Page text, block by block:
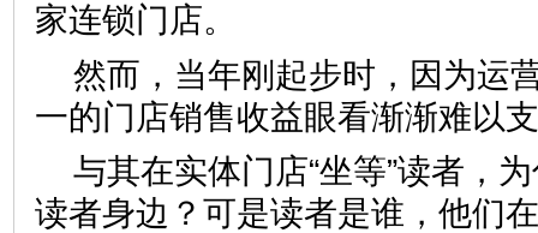
家连锁门店。
然而，当年刚起步时，因为运
一的门店销售收益眼看渐渐难
与其在实体门店“坐等”读者，
读者身边？可是读者是谁，他们